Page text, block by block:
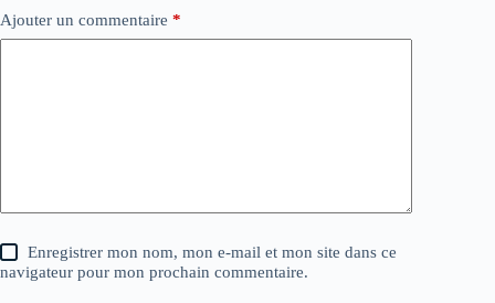
Ajouter un commentaire *
Enregistrer mon nom, mon e-mail et mon site dans ce
navigateur pour mon prochain commentaire.